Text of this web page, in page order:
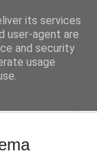
its services
user-agent are
and security
usage